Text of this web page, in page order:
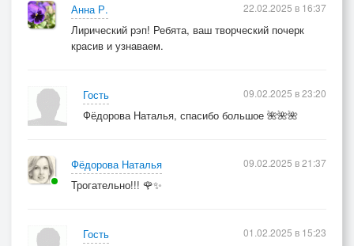
Анна Р.
Лирический рэп! Ребята, ваш творческий почерк
красив и узнаваем.
22.02.2025 в 16:37
Гость
Фёдорова Наталья, спасибо большое 🌺🌺🌺
09.02.2025 в 23:20
Фёдорова Наталья
Трогательно!!! 🌹✨
09.02.2025 в 21:37
Гость
01.02.2025 в 15:23